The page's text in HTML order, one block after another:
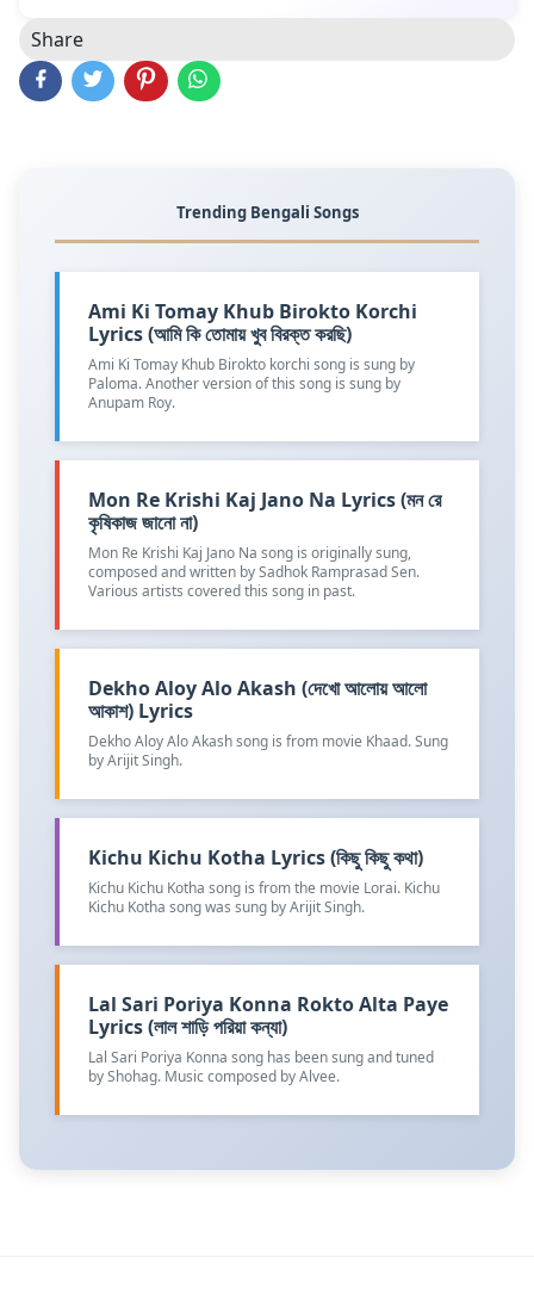
Share
Trending Bengali Songs
Ami Ki Tomay Khub Birokto Korchi
Lyrics (আমি কি তোমায় খুব বিরক্ত করছি)
Ami Ki Tomay Khub Birokto korchi song is sung by
Paloma. Another version of this song is sung by
Anupam Roy.
Mon Re Krishi Kaj Jano Na Lyrics (মন রে
কৃষিকাজ জানো না)
Mon Re Krishi Kaj Jano Na song is originally sung,
composed and written by Sadhok Ramprasad Sen.
Various artists covered this song in past.
Dekho Aloy Alo Akash (দেখো আলোয় আলো
আকাশ) Lyrics
Dekho Aloy Alo Akash song is from movie Khaad. Sung
by Arijit Singh.
Kichu Kichu Kotha Lyrics (কিছু কিছু কথা)
Kichu Kichu Kotha song is from the movie Lorai. Kichu
Kichu Kotha song was sung by Arijit Singh.
Lal Sari Poriya Konna Rokto Alta Paye
Lyrics (লাল শাড়ি পরিয়া কন্যা)
Lal Sari Poriya Konna song has been sung and tuned
by Shohag. Music composed by Alvee.